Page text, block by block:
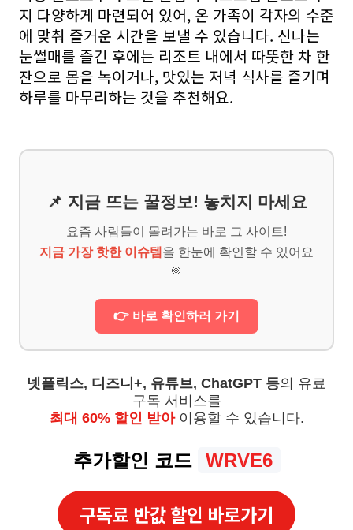
지 다양하게 마련되어 있어, 온 가족이 각자의 수준
에 맞춰 즐거운 시간을 보낼 수 있습니다. 신나는
눈썰매를 즐긴 후에는 리조트 내에서 따뜻한 차 한
잔으로 몸을 녹이거나, 맛있는 저녁 식사를 즐기며
하루를 마무리하는 것을 추천해요.
📌 지금 뜨는 꿀정보! 놓치지 마세요
요즘 사람들이 몰려가는 바로 그 사이트!
지금 가장 핫한 이슈템 을 한눈에 확인할 수 있어요
🍭
👉 바로 확인하러 가기
넷플릭스, 디즈니+, 유튜브, ChatGPT 등의 유료
구독 서비스를
최대 60% 할인 받아이용할 수 있습니다.
추가할인 코드 WRVE6
구독료 반값 할인 바로가기